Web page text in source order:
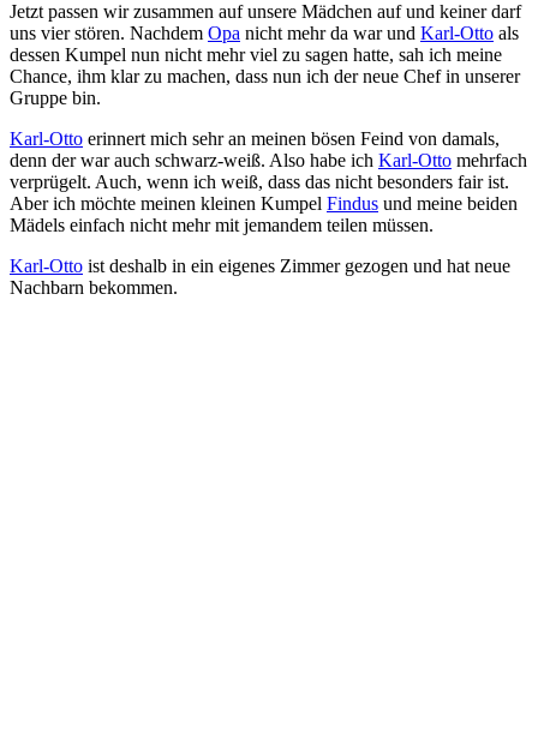
Jetzt pass­en wir zu­sam­men auf un­sere Mäd­chen auf und kei­ner darf
uns vier stö­ren. Nach­dem Opa nicht mehr da war und Karl-Otto als
dess­en Kum­pel nun nicht mehr viel zu sa­gen hatte, sah ich meine
Chance, ihm klar zu mach­en, dass nun ich der neue Chef in unserer
Grup­pe bin.
Karl-Otto er­inn­ert mich sehr an meinen bö­sen Feind von da­mals,
denn der war auch schwarz-weiß. Also habe ich Karl-Otto mehr­fach
ver­prü­gelt. Auch, wenn ich weiß, dass das nicht be­son­ders fair ist.
Aber ich möchte mein­en klein­en Kum­pel Fin­dus und meine bei­den
Mä­dels ein­fach nicht mehr mit je­man­dem tei­len müss­en.
Karl-Otto ist des­halb in ein ei­gen­es Zim­mer ge­zo­gen und hat neue
Nach­barn be­kom­men.